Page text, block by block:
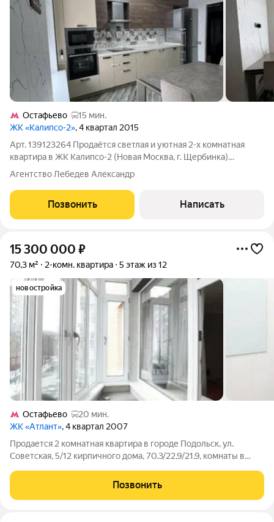
Остафьево
15 мин.
ЖК «Калипсо-2», 4 квартал 2015
Арт. 139123264 Продаётся светлая и уютная 2-х комнатная
квартира в ЖК Калипсо-2 (Новая Москва, г. Щербинка)
Предлагаем вашему вниманию просторную и качественно
отделанную двухкомнатную квартиру в современном
монолитном доме 2016 года постройки. Жилой
Агентство Лебедев Александр
Позвонить Написать
15 300 000 ₽
70,3 м² 2-комн. квартира 5 этаж из 12
новостройка
Остафьево
20 мин.
ЖК «Атлант», 4 квартал 2007
Продается 2 комнатная квартира в городе Подольск, ул.
Советская, 5/12 кирпичного дома, 70.3/22.9/21.9, комнаты в
раздельный санузел, выполнен ЕВРОремонт; лоджия
застеклена. Хороший район с
Позвонить